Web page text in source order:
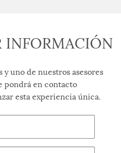
INFORMACIÓN
y uno de nuestros asesores
pondrá en contacto
esta experiencia única.